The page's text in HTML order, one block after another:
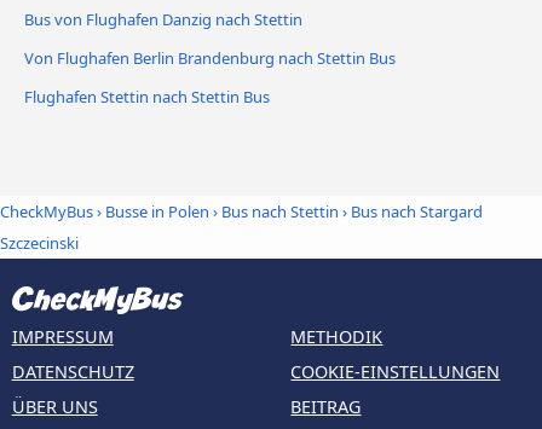
Bus von Flughafen Danzig nach Stettin
Von Flughafen Berlin Brandenburg nach Stettin Bus
Flughafen Stettin nach Stettin Bus
CheckMyBus› Busse in Polen › Bus nach Stettin › Bus nach Stargard
Szczecinski
IMPRESSUM
DATENSCHUTZ
ÜBER UNS
METHODIK
COOKIE-EINSTELLUNGEN
BEITRAG